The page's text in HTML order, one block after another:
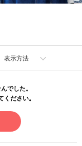
表示方法
でした。
ださい。